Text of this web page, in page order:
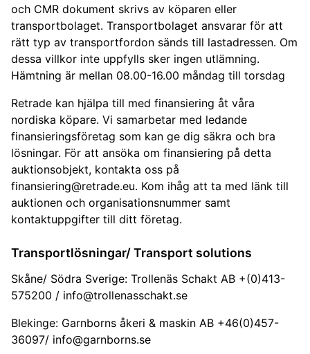
och CMR dokument skrivs av köparen eller
transportbolaget. Transportbolaget ansvarar för att
rätt typ av transportfordon sänds till lastadressen. Om
dessa villkor inte uppfylls sker ingen utlämning.
Hämtning är mellan 08.00-16.00 måndag till torsdag
Retrade kan hjälpa till med finansiering åt våra
nordiska köpare. Vi samarbetar med ledande
finansieringsföretag som kan ge dig säkra och bra
lösningar. För att ansöka om finansiering på detta
auktionsobjekt, kontakta oss på
finansiering@retrade.eu. Kom ihåg att ta med länk till
auktionen och organisationsnummer samt
kontaktuppgifter till ditt företag.
Transportlösningar/ Transport solutions
Skåne/ Södra Sverige: Trollenäs Schakt AB +(0)413-
575200 / info@trollenasschakt.se
Blekinge: Garnborns åkeri & maskin AB +46(0)457-
36097/ info@garnborns.se